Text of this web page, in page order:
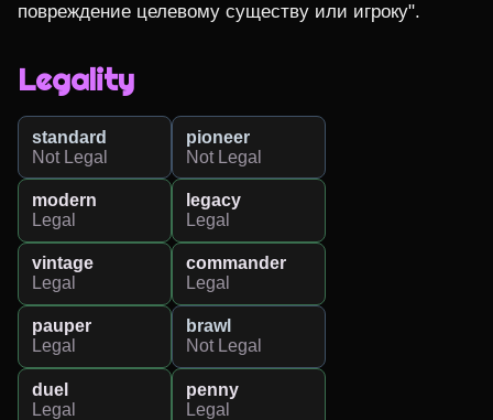
повреждение целевому существу или игроку".
Legality
standard
Not Legal
pioneer
Not Legal
modern
Legal
legacy
Legal
vintage
Legal
commander
Legal
pauper
Legal
brawl
Not Legal
duel
Legal
penny
Legal